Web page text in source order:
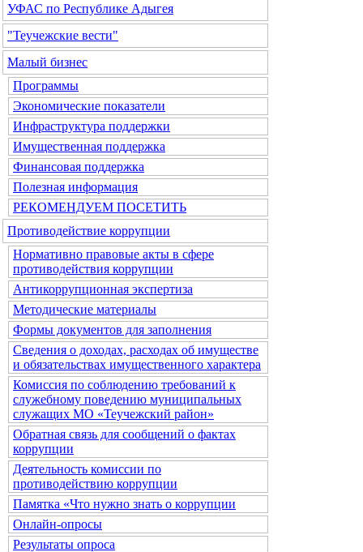
УФАС по Республике Адыгея
"Теучежские вести"
Малый бизнес
Программы
Экономические показатели
Инфраструктура поддержки
Имущественная поддержка
Финансовая поддержка
Полезная информация
РЕКОМЕНДУЕМ ПОСЕТИТЬ
Противодействие коррупции
Нормативно правовые акты в сфере
противодействия коррупции
Антикоррупционная экспертиза
Методические материалы
Формы документов для заполнения
Сведения о доходах, расходах об имуществе
и обязательствах имущественного характера
Комиссия по соблюдению требований к
служебному поведению муниципальных
служащих МО «Теучежский район»
Обратная связь для сообщений о фактах
коррупции
Деятельность комиссии по
противодействию коррупции
Памятка «Что нужно знать о коррупции
Онлайн-опросы
Результаты опроса